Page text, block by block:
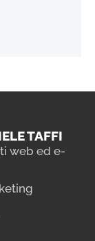
TAFFI
web ed e-